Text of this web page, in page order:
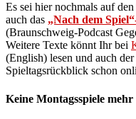
Es sei hier nochmals auf den
auch das „Nach dem
(Braunschweig-Podcast
Weitere Texte könnt Ihr bei
(English) lesen und auch der
Spieltagsrückblick schon
Keine Montagsspiele mehr